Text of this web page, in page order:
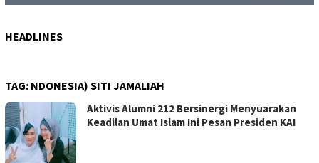
HEADLINES
TAG: NDONESIA) SITI JAMALIAH
Aktivis Alumni 212 Bersinergi Menyuarakan
Keadilan Umat Islam Ini Pesan Presiden KAI